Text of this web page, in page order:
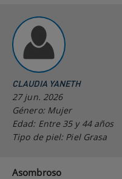
CLAUDIA YANETH
27 jun. 2026
Género: Mujer
Edad: Entre 35 y 44 años
Tipo de piel: Piel Grasa
Asombroso